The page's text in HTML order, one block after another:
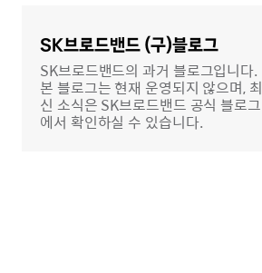
SK브로드밴드 (구)블로그
SK브로드밴드의 과거 블로그입니다.
본 블로그는 현재 운영되지 않으며, 최
신 소식은 SK브로드밴드 공식 블로그
에서 확인하실 수 있습니다.